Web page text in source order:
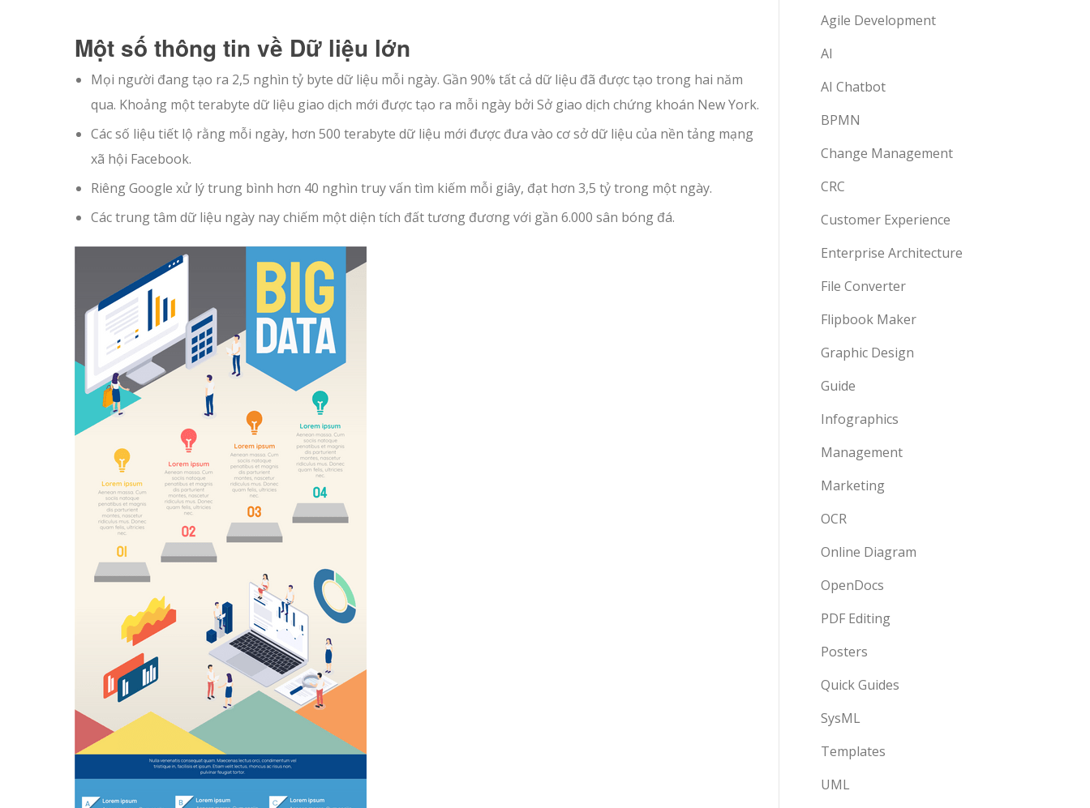
Một số thông tin về Dữ liệu lớn
Mọi người đang tạo ra 2,5 nghìn tỷ byte dữ liệu mỗi ngày. Gần 90% tất cả dữ liệu đã được tạo trong hai năm
qua. Khoảng một terabyte dữ liệu giao dịch mới được tạo ra mỗi ngày bởi Sở giao dịch chứng khoán New York.
Các số liệu tiết lộ rằng mỗi ngày, hơn 500 terabyte dữ liệu mới được đưa vào cơ sở dữ liệu của nền tảng mạng
xã hội Facebook.
Riêng Google xử lý trung bình hơn 40 nghìn truy vấn tìm kiếm mỗi giây, đạt hơn 3,5 tỷ trong một ngày.
Các trung tâm dữ liệu ngày nay chiếm một diện tích đất tương đương với gần 6.000 sân bóng đá.
Agile Development
AI
AI Chatbot
BPMN
Change Management
CRC
Customer Experience
Enterprise Architecture
File Converter
Flipbook Maker
Graphic Design
Guide
Infographics
Management
Marketing
OCR
Online Diagram
OpenDocs
PDF Editing
Posters
Quick Guides
SysML
Templates
UML